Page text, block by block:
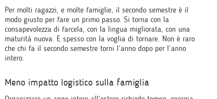
Per molti ragazzi, e molte famiglie, il secondo semestre è il
modo giusto per fare un primo passo. Si torna con la
consapevolezza di farcela, con la lingua migliorata, con una
maturità nuova. E spesso con la voglia di tornare. Non è raro
che chi fa il secondo semestre torni l’anno dopo per l’anno
intero.
Meno impatto logistico sulla famiglia